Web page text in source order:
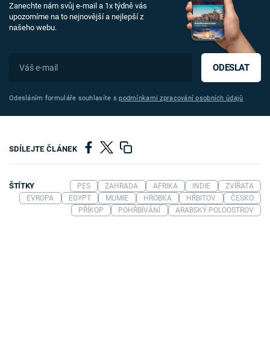
Zanechte nám svůj e-mail a 1x týdně vás
upozorníme na to nejnovější a nejlepší z
našeho webu.
ODESLAT
Odesláním formuláře souhlasíte spodmínkami zpracování osobních údajů
SDÍLEJTE ČLÁNEK
ŠTÍTKY PES ZAHRADA AFRIKA INDIE
ZVÍŘATA
EVROPA
EGYPT MUMIE HROBKA HŘBITOV
ČESKO
PŘÍKOP
POHŘBÍVÁNÍ ARABSKÝ POLOOSTROV